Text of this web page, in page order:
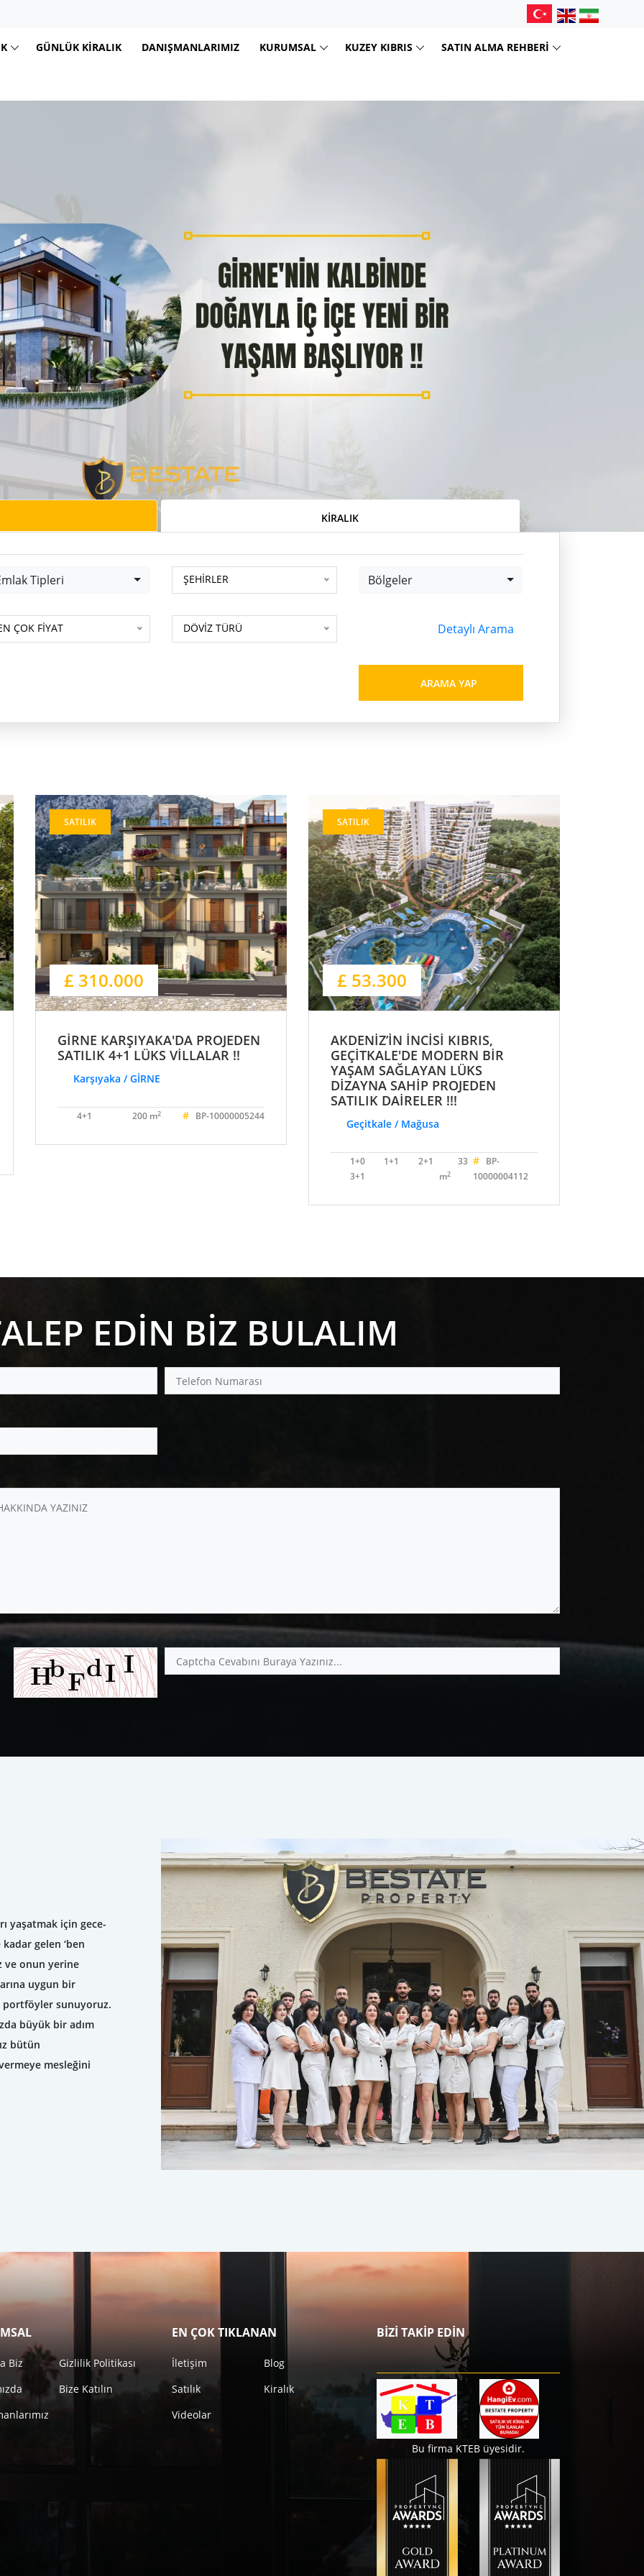
GÜNLÜK KIRALIK DANIŞMANLARIMIZ KURUMSAL KUZEY KIBRIS SATIN ALMA REHBERI
KIRALIK
Tipleri
Tipleri BP-Portföy Num.
ŞEHİRLER Bölgeler
Bölgeler
Portföy Num.
ÇOK FİYAT DÖVİZ TÜRÜ
DÖVİZ TÜRÜ Detaylı Arama
ARAMA YAP
SATILIK
£ 310.000
GİRNE KARŞIYAKA'DA PROJEDEN
SATILIK 4+1 LÜKS VİLLALAR !!
Karşıyaka / GİRNE
4+1 200 m2 # BP-10000005244
SATILIK
£ 53.300
AKDENİZ’İN İNCİSİ KIBRIS,
GEÇİTKALE'DE MODERN BİR
YAŞAM SAĞLAYAN LÜKS
DİZAYNA SAHİP PROJEDEN
SATILIK DAİRELER !!!
Geçitkale / Mağusa
1+0 1+1
2+1
3+1
33
m2
# BP-
10000004112
EDİN BİZ BULALIM
yaşatmak için gece-
gelen ‘ben
ve onun yerine
uygun bir
portföyler sunuyoruz.
büyük bir adım
bütün
mesleğini
Biz
Gizlilik Politikası
Bize Katılın
EN ÇOK TIKLANAN
İletişim
Blog
Satılık
Kiralık
Videolar
BİZİ TAKİP EDİN
Bu firma KTEB üyesidir.